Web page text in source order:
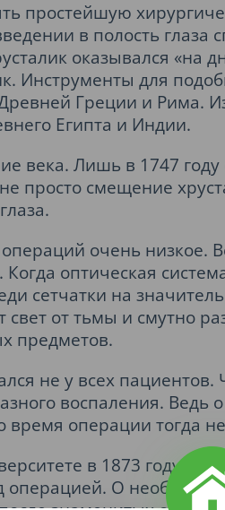
простейшую
в полость глаза
оказывался «на
Инструменты для
Греции и Рима.
Египта и Индии.
века. Лишь в 1747
просто смещение
очень низкое.
оптическая
сетчатки на
свет от тьмы и смутно
предметов.
не у всех пациентов.
воспаления. Ведь
операции тогда
в 1873 году
О